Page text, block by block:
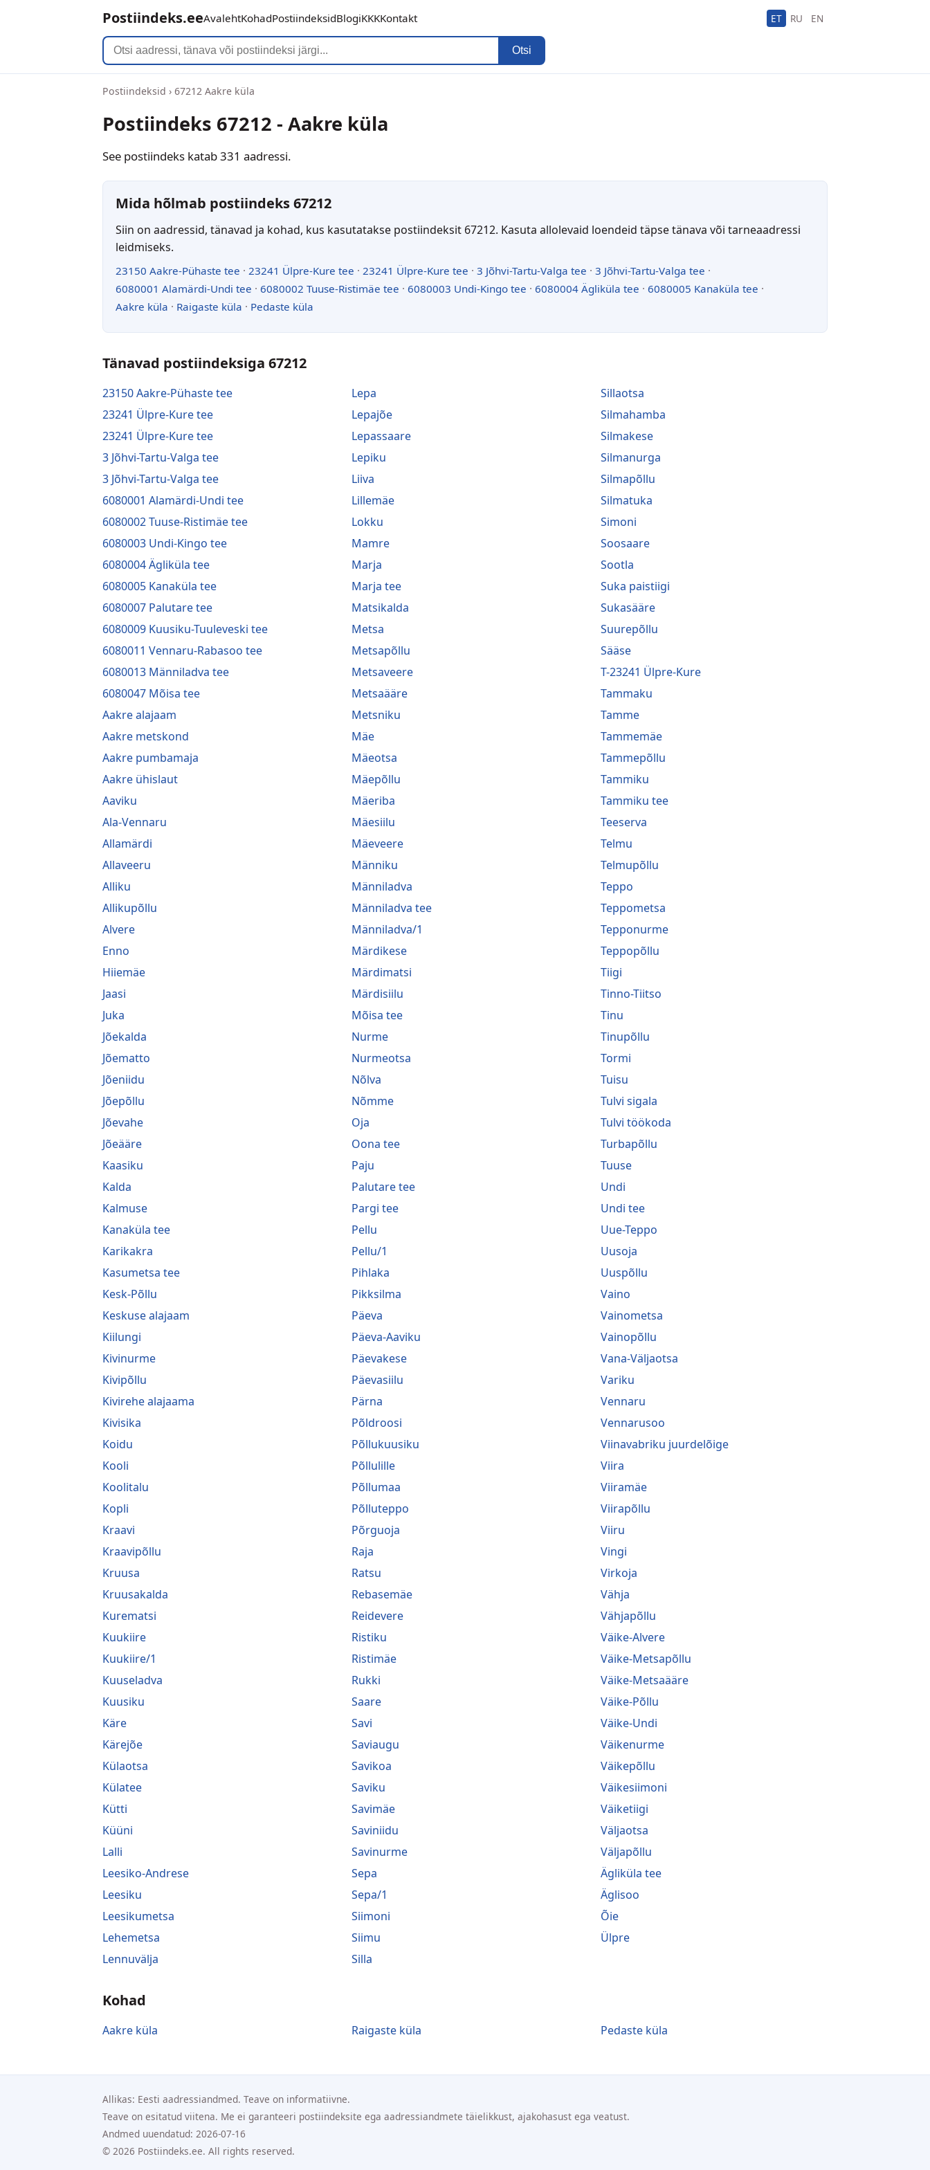
Postiindeks.eeAvalehtKohadPostiindeksidBlogiKKKKontakt ET RU EN
Otsi
Postiindeksid › 67212 Aakre küla
Postiindeks 67212 - Aakre küla
See postiindeks katab 331 aadressi.
Mida hõlmab postiindeks 67212
Siin on aadressid, tänavad ja kohad, kus kasutatakse postiindeksit 67212. Kasuta allolevaid loendeid täpse tänava või tarneaadressi
leidmiseks.
23150 Aakre-Pühaste tee · 23241 Ülpre-Kure tee · 23241 Ülpre-Kure tee · 3 Jõhvi-Tartu-Valga tee · 3 Jõhvi-Tartu-Valga tee ·
6080001 Alamärdi-Undi tee · 6080002 Tuuse-Ristimäe tee · 6080003 Undi-Kingo tee · 6080004 Ägliküla tee · 6080005 Kanaküla tee ·
Aakre küla · Raigaste küla · Pedaste küla
Tänavad postiindeksiga 67212
23150 Aakre-Pühaste tee
23241 Ülpre-Kure tee
23241 Ülpre-Kure tee
3 Jõhvi-Tartu-Valga tee
3 Jõhvi-Tartu-Valga tee
6080001 Alamärdi-Undi tee
6080002 Tuuse-Ristimäe tee
6080003 Undi-Kingo tee
6080004 Ägliküla tee
6080005 Kanaküla tee
6080007 Palutare tee
6080009 Kuusiku-Tuuleveski tee
6080011 Vennaru-Rabasoo tee
6080013 Männiladva tee
6080047 Mõisa tee
Aakre alajaam
Aakre metskond
Aakre pumbamaja
Aakre ühislaut
Aaviku
Ala-Vennaru
Allamärdi
Allaveeru
Alliku
Allikupõllu
Alvere
Enno
Hiiemäe
Jaasi
Juka
Jõekalda
Jõematto
Jõeniidu
Jõepõllu
Jõevahe
Jõeääre
Kaasiku
Kalda
Kalmuse
Kanaküla tee
Karikakra
Kasumetsa tee
Kesk-Põllu
Keskuse alajaam
Kiilungi
Kivinurme
Kivipõllu
Kivirehe alajaama
Kivisika
Koidu
Kooli
Koolitalu
Kopli
Kraavi
Kraavipõllu
Kruusa
Kruusakalda
Kurematsi
Kuukiire
Kuukiire/1
Kuuseladva
Kuusiku
Käre
Kärejõe
Külaotsa
Külatee
Kütti
Küüni
Lalli
Leesiko-Andrese
Leesiku
Leesikumetsa
Lehemetsa
Lennuvälja
Lepa
Lepajõe
Lepassaare
Lepiku
Liiva
Lillemäe
Lokku
Mamre
Marja
Marja tee
Matsikalda
Metsa
Metsapõllu
Metsaveere
Metsaääre
Metsniku
Mäe
Mäeotsa
Mäepõllu
Mäeriba
Mäesiilu
Mäeveere
Männiku
Männiladva
Männiladva tee
Männiladva/1
Märdikese
Märdimatsi
Märdisiilu
Mõisa tee
Nurme
Nurmeotsa
Nõlva
Nõmme
Oja
Oona tee
Paju
Palutare tee
Pargi tee
Pellu
Pellu/1
Pihlaka
Pikksilma
Päeva
Päeva-Aaviku
Päevakese
Päevasiilu
Pärna
Põldroosi
Põllukuusiku
Põllulille
Põllumaa
Põlluteppo
Põrguoja
Raja
Ratsu
Rebasemäe
Reidevere
Ristiku
Ristimäe
Rukki
Saare
Savi
Saviaugu
Savikoa
Saviku
Savimäe
Saviniidu
Savinurme
Sepa
Sepa/1
Siimoni
Siimu
Silla
Sillaotsa
Silmahamba
Silmakese
Silmanurga
Silmapõllu
Silmatuka
Simoni
Soosaare
Sootla
Suka paistiigi
Sukasääre
Suurepõllu
Sääse
T-23241 Ülpre-Kure
Tammaku
Tamme
Tammemäe
Tammepõllu
Tammiku
Tammiku tee
Teeserva
Telmu
Telmupõllu
Teppo
Teppometsa
Tepponurme
Teppopõllu
Tiigi
Tinno-Tiitso
Tinu
Tinupõllu
Tormi
Tuisu
Tulvi sigala
Tulvi töökoda
Turbapõllu
Tuuse
Undi
Undi tee
Uue-Teppo
Uusoja
Uuspõllu
Vaino
Vainometsa
Vainopõllu
Vana-Väljaotsa
Variku
Vennaru
Vennarusoo
Viinavabriku juurdelõige
Viira
Viiramäe
Viirapõllu
Viiru
Vingi
Virkoja
Vähja
Vähjapõllu
Väike-Alvere
Väike-Metsapõllu
Väike-Metsaääre
Väike-Põllu
Väike-Undi
Väikenurme
Väikepõllu
Väikesiimoni
Väiketiigi
Väljaotsa
Väljapõllu
Ägliküla tee
Äglisoo
Õie
Ülpre
Kohad
Aakre küla Raigaste küla Pedaste küla
Allikas: Eesti aadressiandmed. Teave on informatiivne.
Teave on esitatud viitena. Me ei garanteeri postiindeksite ega aadressiandmete täielikkust, ajakohasust ega veatust.
Andmed uuendatud: 2026-07-16
© 2026 Postiindeks.ee. All rights reserved.